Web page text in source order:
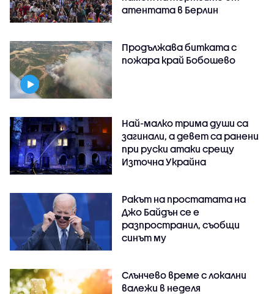
атентата в Берлин
Продължава битката с
пожара край Бобошево
Най-малко трима души са
загинали, а девет са ранени
при руски атаки срещу
Източна Украйна
Ракът на простатата на
Джо Байдън се е
разпространил, съобщи
синът му
Слънчево време с локални
валежи в неделя